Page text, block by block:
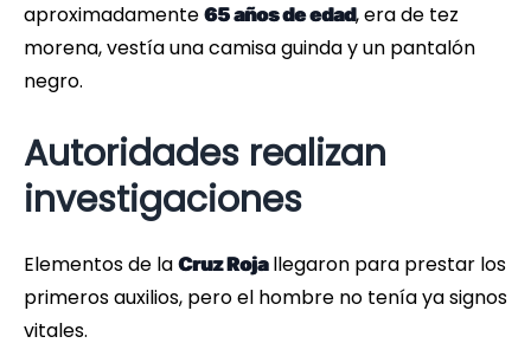
aproximadamente 65 años de edad, era de tez
morena, vestía una camisa guinda y un pantalón
negro.
Autoridades realizan
investigaciones
Elementos de la Cruz Rojallegaron para prestar los
primeros auxilios, pero el hombre no tenía ya signos
vitales.